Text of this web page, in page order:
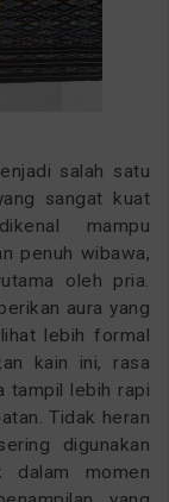
salah satu
sangat kuat
mampu
penuh wibawa,
oleh pria.
aura yang
lebih formal
kain ini, rasa
tampil lebih rapi
Tidak heran
digunakan
dalam momen